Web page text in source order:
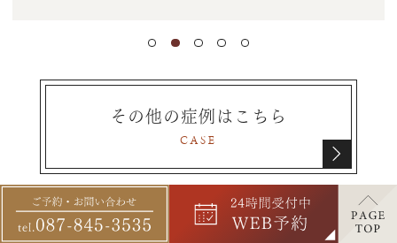
その他の症例はこちら
CASE